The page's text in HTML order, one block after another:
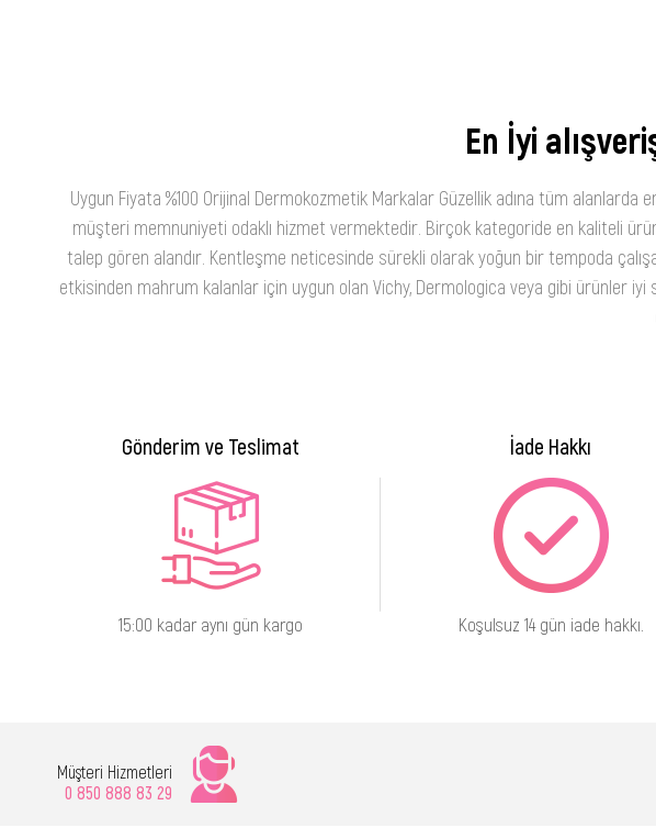
En İyi
Uygun Fiyata %100 Orijinal Dermokozmetik Markalar Güzellik adına tüm
müşteri memnuniyeti odaklı hizmet vermektedir. Birçok kategoride en kaliteli
talep gören alandır. Kentleşme neticesinde sürekli olarak yoğun bir tempoda
etkisinden mahrum kalanlar için uygun olan Vichy, Dermologica veya gibi ürünler
Gönderim ve Teslimat
15:00 kadar aynı gün kargo
İade Hakkı
Koşulsuz 14 gün iade hakkı.
Müşteri Hizmetleri
0 850 888 83 29